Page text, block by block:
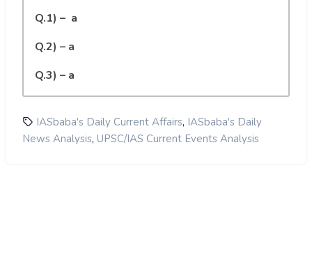
Q.1) – a
Q.2) – a
Q.3) – a
IASbaba's Daily Current Affairs, IASbaba's Daily
News Analysis, UPSC/IAS Current Events Analysis